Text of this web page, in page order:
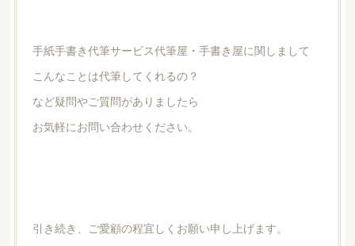
手紙手書き代筆サービス代筆屋・手書き屋に関しまして
こんなことは代筆してくれるの？
など疑問やご質問がありましたら
お気軽にお問い合わせください。
引き続き、ご愛顧の程宜しくお願い申し上げます。